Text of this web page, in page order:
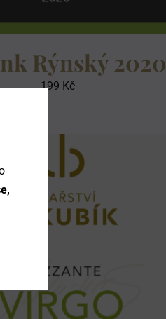
Rýnský 2020
199 Kč